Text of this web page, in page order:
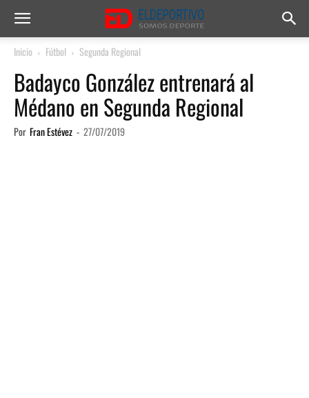
Inicio Fútbol Segunda Regional
Badayco González entrenará al
Médano en Segunda Regional
Por Fran Estévez - 27/07/2019